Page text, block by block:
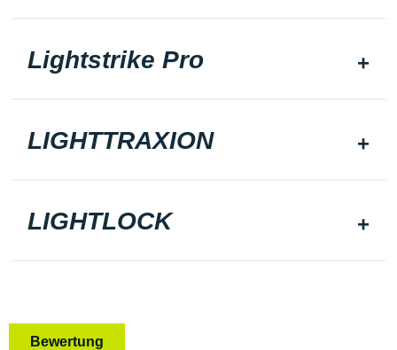
Lightstrike Pro
LIGHTTRAXION
LIGHTLOCK
Bewertung